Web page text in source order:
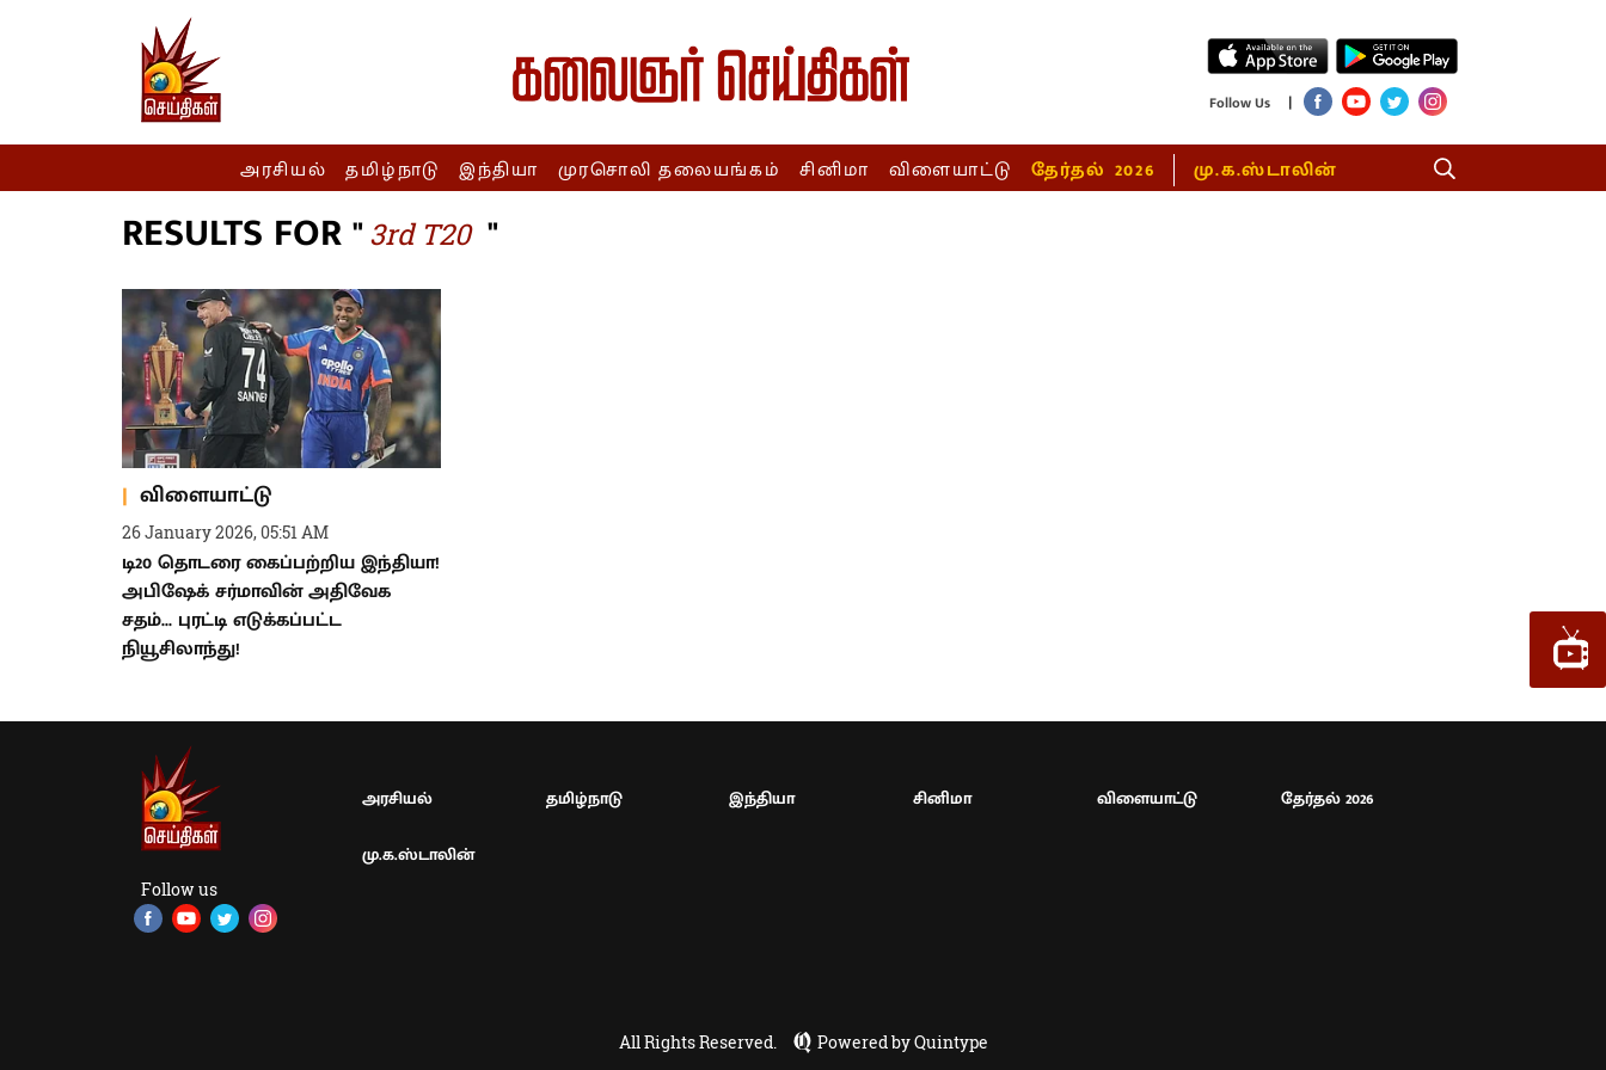
Follow Us |
அரசியல் தமிழ்நாடு இந்தியா முரசொலி தலையங்கம் சினிமா விளையாட்டு தேர்தல் 2026 மு.க.ஸ்டாலின்
RESULTS FOR "3rd T20 "
விளையாட்டு
26 January 2026, 05:51 AM
டி20 தொடரை கைப்பற்றிய இந்தியா!
அபிஷேக் சர்மாவின் அதிவேக
சதம்... புரட்டி எடுக்கப்பட்ட
நியூசிலாந்து!
Follow us
அரசியல் தமிழ்நாடு இந்தியா சினிமா விளையாட்டு தேர்தல் 2026
மு.க.ஸ்டாலின்
All Rights Reserved. Powered by Quintype